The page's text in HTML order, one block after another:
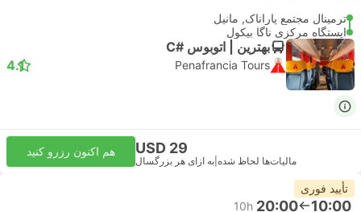
ترمینال مجتمع پاراناک, مانیل
ایستگاه مرکزی ناگا بیکول
بهترین | اتوبوس #C
Penafrancia Tours
4.1
USD 29
مالیات‌ها لحاظ شده به ازای هر بزرگسال
هم اکنون رزرو کنید
تأیید فوری
10:00
20:00
10h